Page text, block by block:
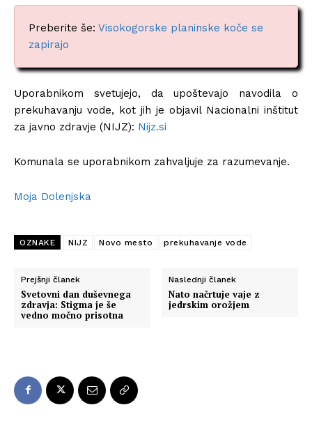
Preberite še: Visokogorske planinske koče se
zapirajo
Uporabnikom svetujejo, da upoštevajo navodila o
prekuhavanju vode, kot jih je objavil Nacionalni inštitut
za javno zdravje (NIJZ): Nijz.si
Komunala se uporabnikom zahvaljuje za razumevanje.
Moja Dolenjska
OZNAKE NIJZ Novo mesto prekuhavanje vode
Prejšnji članek
Svetovni dan duševnega
zdravja: Stigma je še
vedno močno prisotna
Naslednji članek
Nato načrtuje vaje z
jedrskim orožjem